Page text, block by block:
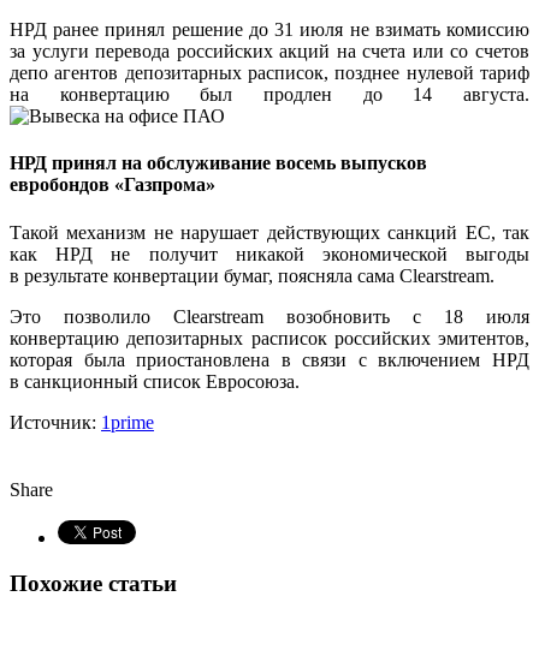
НРД ранее принял решение до 31 июля не взимать комиссию
за услуги перевода российских акций на счета или со счетов
депо агентов депозитарных расписок, позднее нулевой тариф
на конвертацию был продлен до 14 августа.
НРД принял на обслуживание восемь выпусков
евробондов «Газпрома»
Такой механизм не нарушает действующих санкций ЕС, так
как НРД не получит никакой экономической выгоды
в результате конвертации бумаг, поясняла сама Clearstream.
Это позволило Clearstream возобновить с 18 июля
конвертацию депозитарных расписок российских эмитентов,
которая была приостановлена в связи с включением НРД
в санкционный список Евросоюза.
Источник: 1prime
Share
Похожие статьи